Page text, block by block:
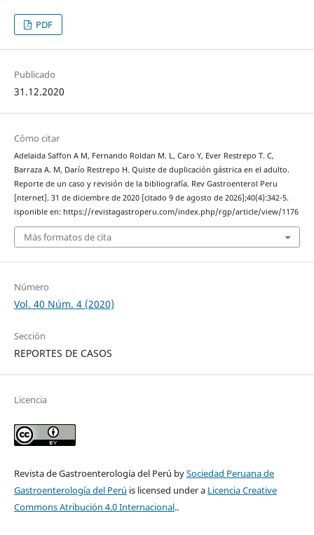
PDF
Publicado
31.12.2020
Cómo citar
Adelaida Saffon A M, Fernando Roldan M. L, Caro Y, Ever Restrepo T. C,
Barraza A. M, Darío Restrepo H. Quiste de duplicación gástrica en el adulto.
Reporte de un caso y revisión de la bibliografía. Rev Gastroenterol Peru
[nternet]. 31 de diciembre de 2020 [citado 9 de agosto de 2026];40(4):342-5.
isponible en: https://revistagastroperu.com/index.php/rgp/article/view/1176
Más formatos de cita
Número
Vol. 40 Núm. 4 (2020)
Sección
REPORTES DE CASOS
Licencia
Revista de Gastroenterología del Perú bySociedad Peruana de
Gastroenterología del Perú is licensed under a Licencia Creative
Commons Atribución 4.0 Internacional..